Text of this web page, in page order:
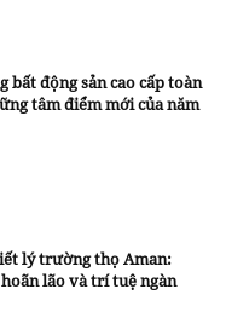
bất động sản cao cấp toàn
tâm điểm mới của năm
lý trường thọ Aman:
lão và trí tuệ ngàn